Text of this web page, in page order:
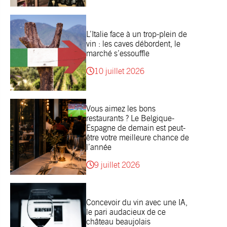
L’Italie face à un trop-plein de
vin : les caves débordent, le
marché s’essouffle
10 juillet 2026
Vous aimez les bons
restaurants ? Le Belgique-
Espagne de demain est peut-
être votre meilleure chance de
l’année
9 juillet 2026
Concevoir du vin avec une IA,
le pari audacieux de ce
château beaujolais